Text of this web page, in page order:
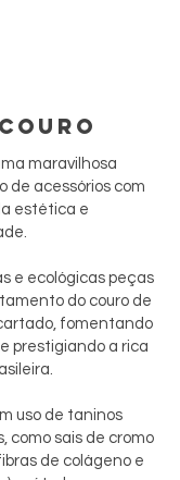
maravilhosa
de acessórios com
estética e
e ecológicas peças
do couro de
fomentando
prestigiando a rica
uso de taninos
como sais de cromo
de colágeno e